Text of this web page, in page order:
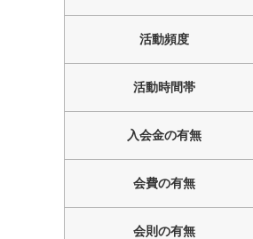
活動頻度
活動時間帯
入会金の有無
会費の有無
会則の有無